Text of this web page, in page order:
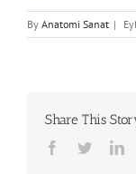
By Anatomi Sanat |
Share This
Facebook
Twitter